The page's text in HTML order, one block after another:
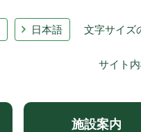
日本語 文字サイズ
サイト
施設案内